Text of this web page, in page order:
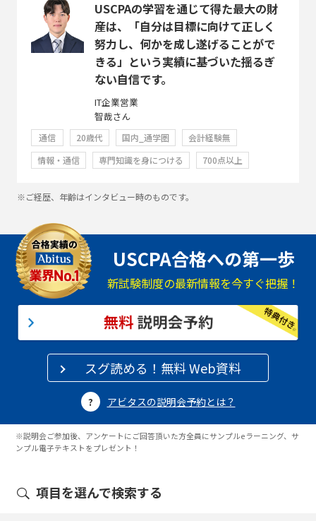
USCPAの学習を通じて得た最大の財
産は、「自分は目標に向けて正しく
努力し、何かを成し遂げることがで
きる」という実績に基づいた揺るぎ
ない自信です。
IT企業営業
智哉さん
通信 20歳代 国内_通学圏
会計経験無
情報・通信
専門知識を身につける 700点以上
※ご経歴、年齢はインタビュー時のものです。
USCPA合格への第一歩
新試験制度の最新情報を今すぐ把握！
スグ読める！無料 Web資料
アビタスの説明会予約とは？
※説明会ご参加後、アンケートにご回答頂いた方全員にサンプルeラーニング、サ
ンプル電子テキストをプレゼント！
項目を選んで検索する